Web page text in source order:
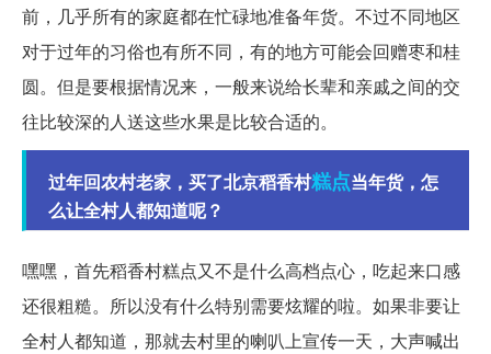
前，几乎所有的家庭都在忙碌地准备年货。不过不同地区
对于过年的习俗也有所不同，有的地方可能会回赠枣和桂
圆。但是要根据情况来，一般来说给长辈和亲戚之间的交
往比较深的人送这些水果是比较合适的。
过年回农村老家，买了北京稻香村糕点当年货，怎
么让全村人都知道呢？
嘿嘿，首先稻香村糕点又不是什么高档点心，吃起来口感
还很粗糙。所以没有什么特别需要炫耀的啦。如果非要让
全村人都知道，那就去村里的喇叭上宣传一天，大声喊出